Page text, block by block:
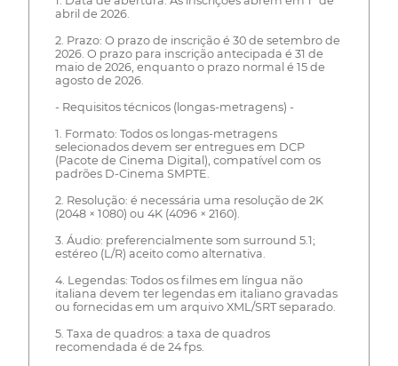
abril de 2026.
2. Prazo: O prazo de inscrição é 30 de setembro de
2026. O prazo para inscrição antecipada é 31 de
maio de 2026, enquanto o prazo normal é 15 de
agosto de 2026.
- Requisitos técnicos (longas-metragens) -
1. Formato: Todos os longas-metragens
selecionados devem ser entregues em DCP
(Pacote de Cinema Digital), compatível com os
padrões D-Cinema SMPTE.
2. Resolução: é necessária uma resolução de 2K
(2048 × 1080) ou 4K (4096 × 2160).
3. Áudio: preferencialmente som surround 5.1;
estéreo (L/R) aceito como alternativa.
4. Legendas: Todos os filmes em língua não
italiana devem ter legendas em italiano gravadas
ou fornecidas em um arquivo XML/SRT separado.
5. Taxa de quadros: a taxa de quadros
recomendada é de 24 fps.